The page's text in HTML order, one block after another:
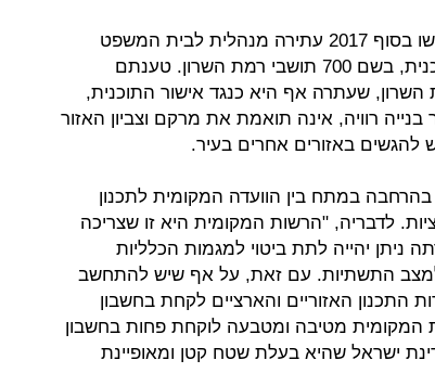
אף על פי כן, השכנים לא ויתרו והגישו בסוף 2017 עתירה מנהלית לבית המשפט
המחוזי בתל אביב כנגד אישור התוכנית, בשם 700 תושבי רמת השרון. טענתם
השרון, שעתרה אף היא כנגד אישור התוכנית,
רוויה, אינה תואמת את מרקם וצביון האזור
להגשים באזורים אחרים בעיר.
במתח בין הוועדה המקומית לתכנון
לדבריה, "הרשות המקומית היא זו שצריכה
ניתן יהייה לתת ביטוי למגמות הכלליות
התשתיות. עם זאת, על אף שיש להתחשב
האזוריים והארציים לקחת בחשבון
המקומית מטיבה ומטבעה לוקחת פחות בחשבון
ישראל שהיא בעלת שטח קטן ומאופיינת